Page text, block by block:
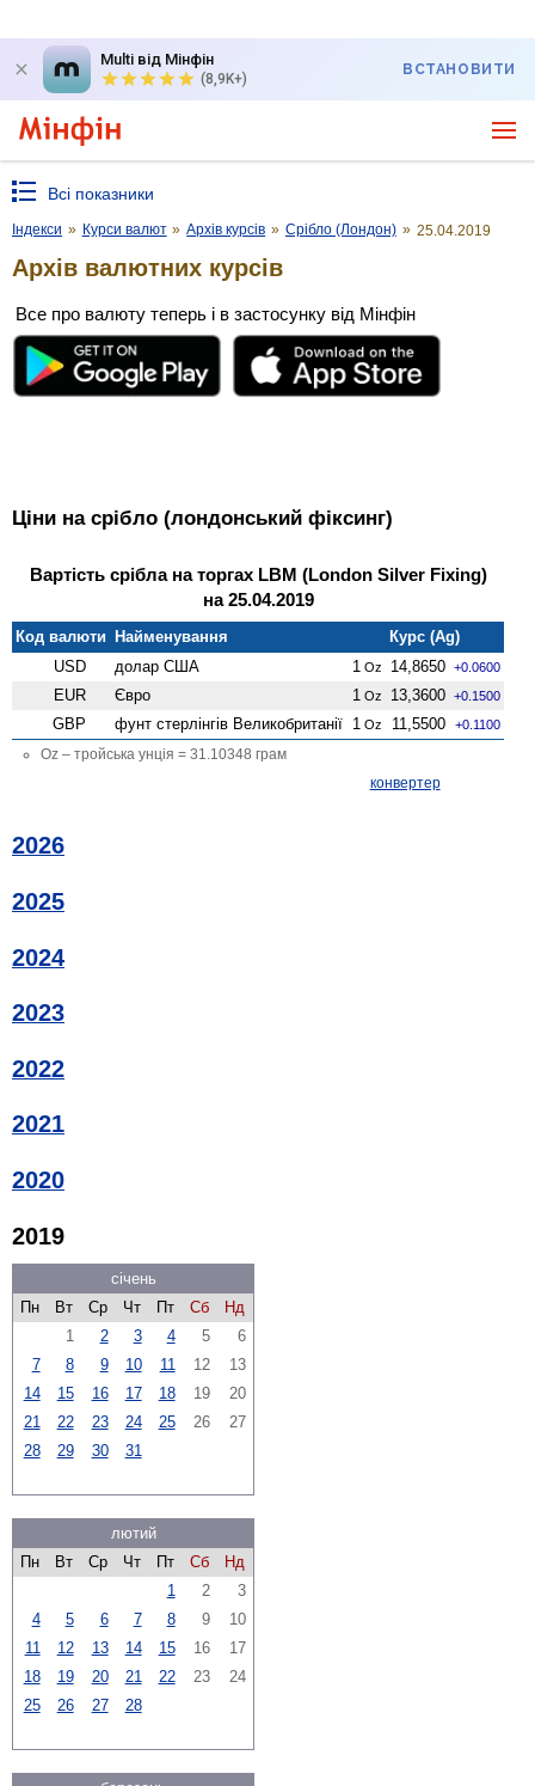
Multi від Мінфін
(8,9K+)
ВСТАНОВИТИ
Всі показники
Індекси » Курси валют » Архів курсів » Срібло (Лондон) » 25.04.2019
Архів валютних курсів
Все про валюту теперь і в застосунку від Мінфін
Ціни на срібло (лондонський фіксинг)
Вартість срібла на торгах LBM (London Silver Fixing)
на 25.04.2019
Код валюти Найменування
Курс (Ag)
USD
долар США 1 Oz 14,8650 +0.0600
EUR Євро 1 Oz 13,3600 +0.1500
GBP фунт стерлінгів Велико­британії 1 Oz 11,5500 +0.1100
Oz – тройська унція = 31.10348 грам
конвертер
2026
2025
2024
2023
2022
2021
2020
2019
січень
Пн
Вт Ср Чт Пт Сб
Нд
1
2 3 4 5
6
7
8 9 10 11 12
13
14
15 16 17 18 19
20
21
22 23 24 25 26
27
28
29 30 31
лютий
Пн
Вт Ср Чт Пт Сб
Нд
1
2
3
4
5 6 7 8 9
10
11
12 13 14 15 16
17
18
19 20 21 22 23
24
25
26 27 28